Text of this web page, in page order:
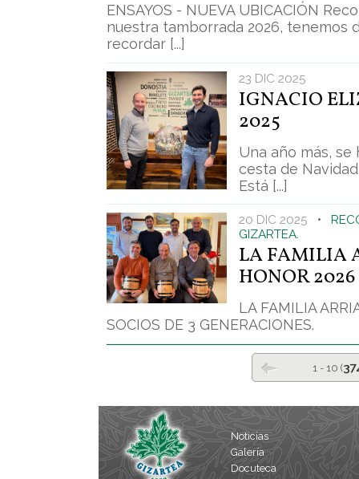
ENSAYOS - NUEVA UBICACIÓN
nuestra tamborrada 2026, tenemos
recordar [...]
23 DIC 2025
IGNACIO
2025
Una año más,
cesta de
Está [...]
20 DIC 2025 •
GIZARTEA.
LA FAMILIA
HONOR 2026
LA FAMILIA
SOCIOS DE 3
1 - 10 (
Noticias
Galería
Docuteca